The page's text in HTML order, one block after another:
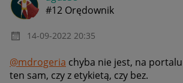
#12 Orędownik
‎14-09-2022 20:35
@mdrogeria chyba nie jest, na portalu
ten sam, czy z etykietą, czy bez.